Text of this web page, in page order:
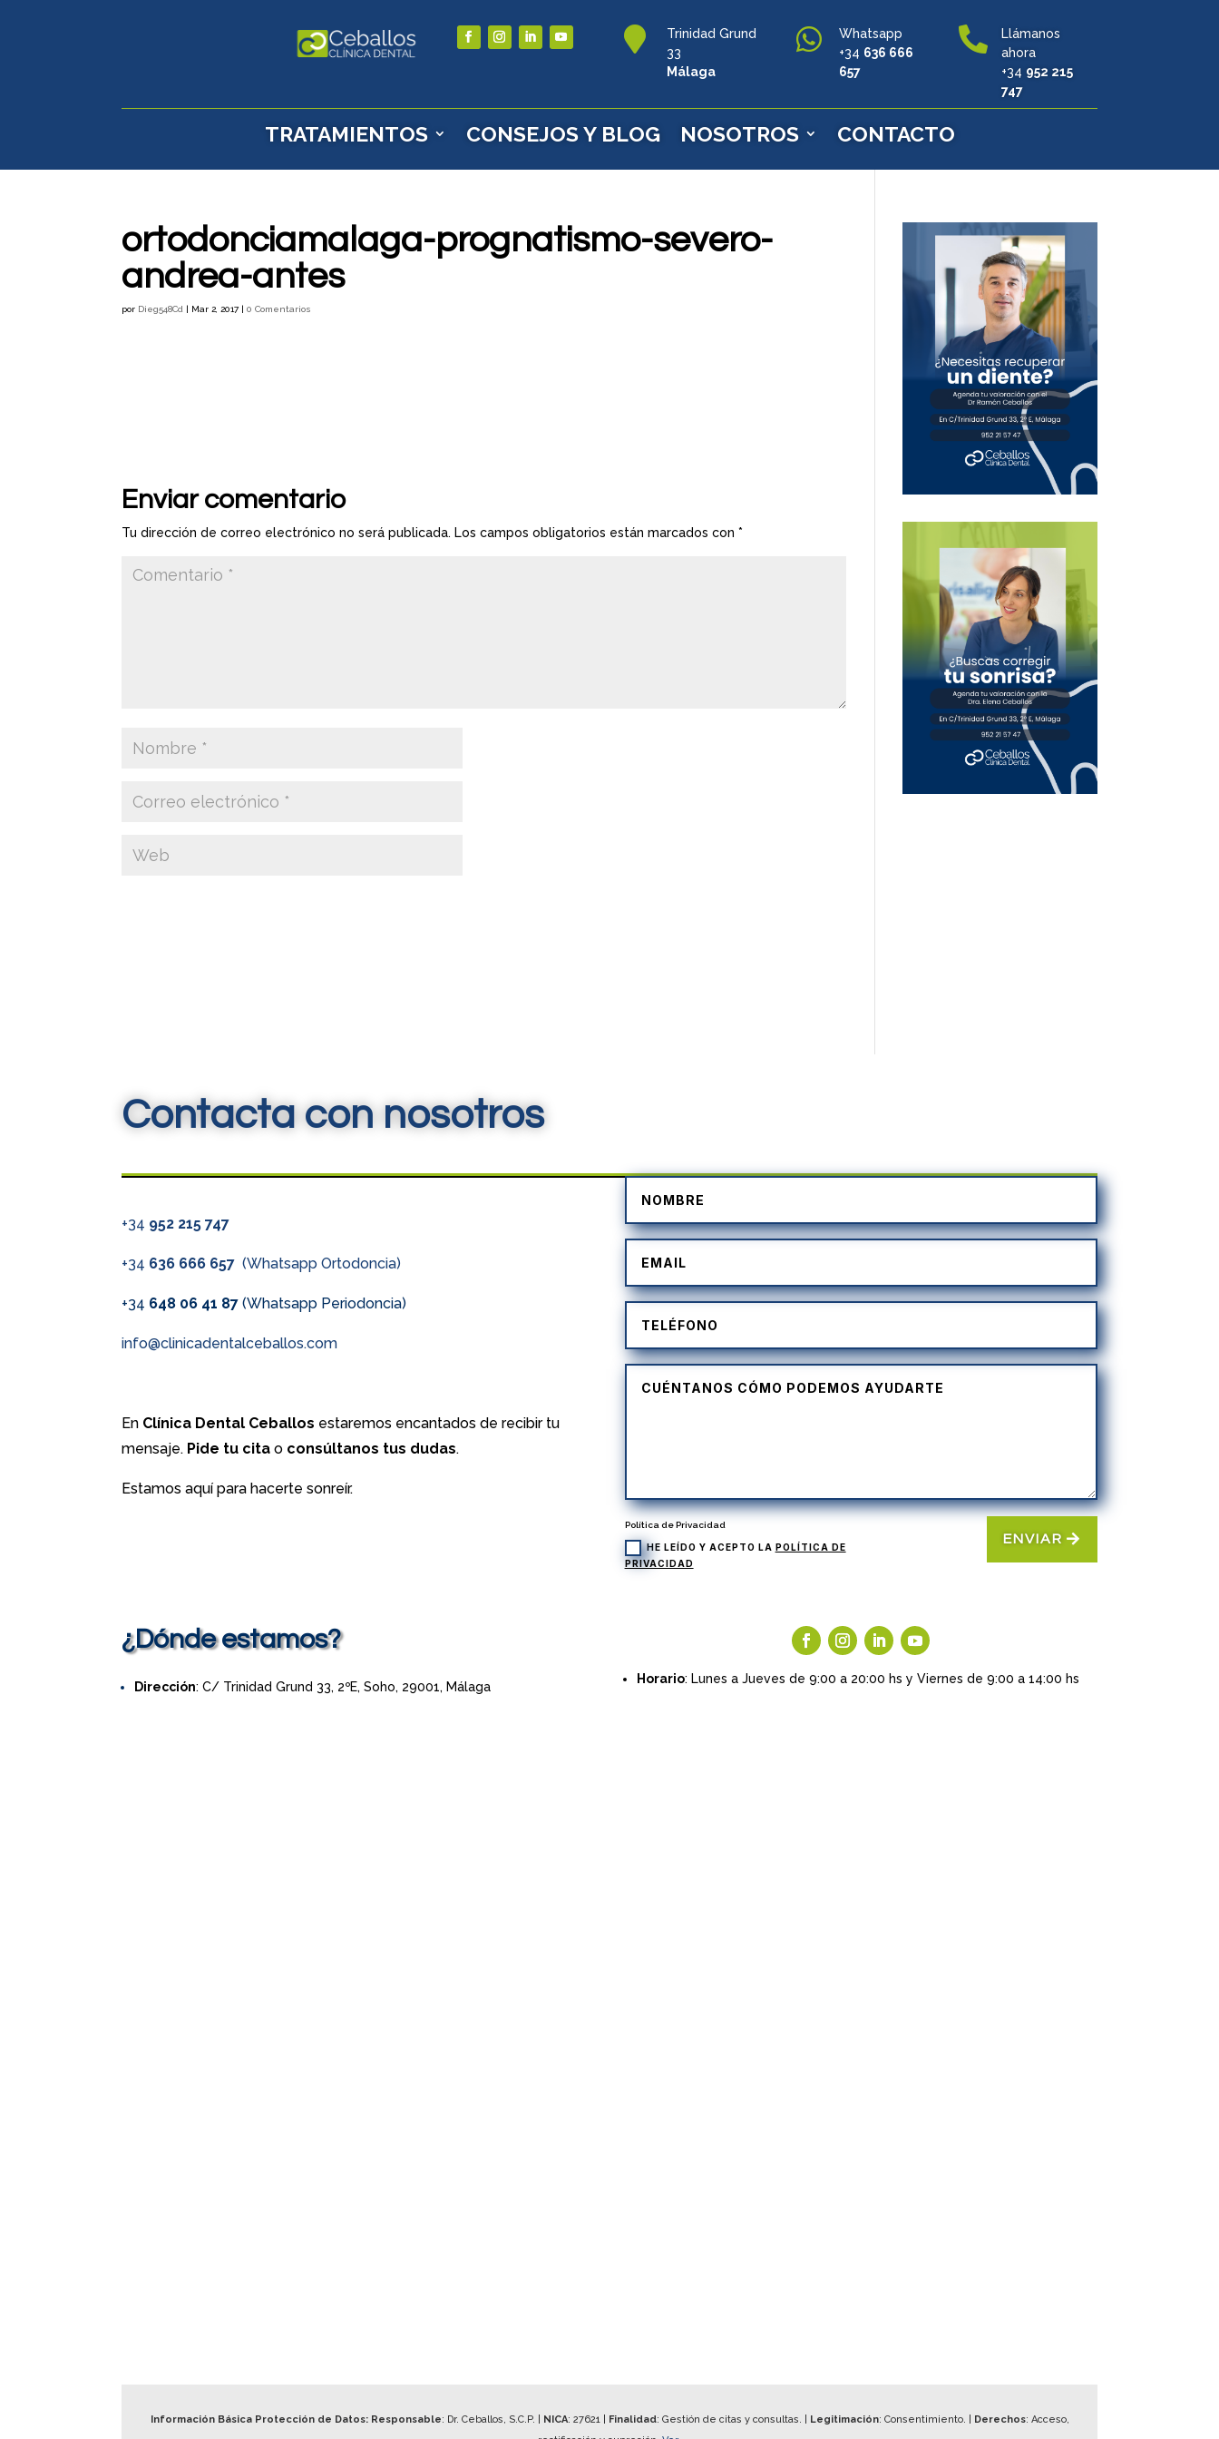

Trinidad Grund
33
Málaga

Whatsapp
+34 636 666
657

Llámanos
ahora
+34 952 215
747
TRATAMIENTOS CONSEJOS Y BLOG NOSOTROS CONTACTO
ortodonciamalaga-prognatismo-severo-
andrea-antes
por Dieg548Cd | Mar 2, 2017 |0 Comentarios
Enviar comentario
Tu dirección de correo electrónico no será publicada. Los campos obligatorios están marcados con*
Contacta con nosotros
+34 952 215 747
+34 636 666 657(Whatsapp Ortodoncia)
+34 648 06 41 87 (Whatsapp Periodoncia)
info@clinicadentalceballos.com
En Clínica Dental Ceballos estaremos encantados de recibir tu
mensaje. Pide tu cita o consúltanos tus dudas.
Estamos aquí para hacerte sonreír.
Política de Privacidad
HE LEÍDO Y ACEPTO LA POLÍTICA DE
PRIVACIDAD
ENVIAR
¿Dónde estamos?
Dirección: C/ Trinidad Grund 33, 2ºE, Soho, 29001, Málaga
Horario: Lunes a Jueves de 9:00 a 20:00 hs y Viernes de 9:00 a 14:00 hs
Información Básica Protección de Datos: Responsable: Dr. Ceballos, S.C.P. | NICA: 27621| Finalidad: Gestión de citas y consultas. | Legitimación: Consentimiento. | Derechos: Acceso,